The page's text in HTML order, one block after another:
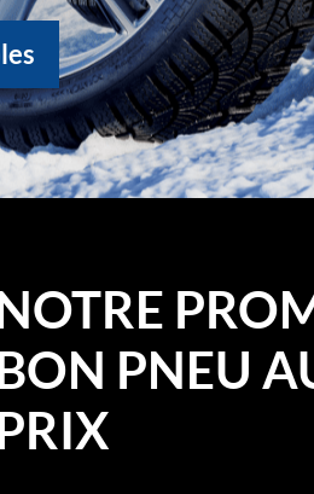
PNEU